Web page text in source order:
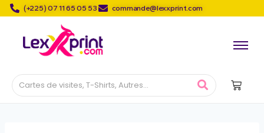
(+225) 07 11 65 05 53 commande@lexxprint.com